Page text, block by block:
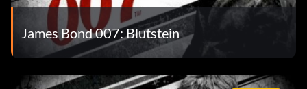
James Bond 007: Blutstein